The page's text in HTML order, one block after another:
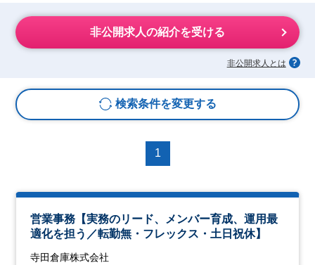
非公開求人の紹介を受ける
非公開求人とは
検索条件を変更する
1
営業事務【実務のリード、メンバー育成、運用最
適化を担う／転勤無・フレックス・土日祝休】
寺田倉庫株式会社